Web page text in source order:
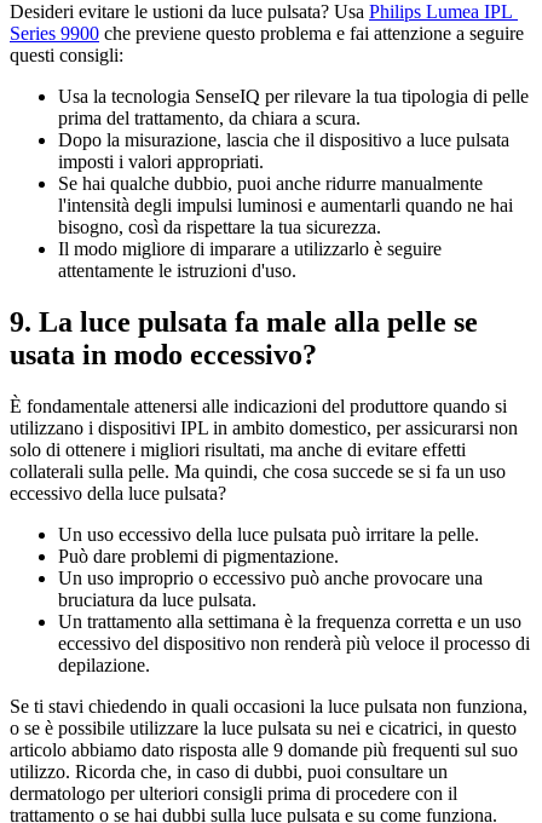
Desideri evitare le ustioni da luce pulsata? Usa Philips Lumea IPL
Series 9900 che previene questo problema e fai attenzione a seguire
questi consigli:
Usa la tecnologia SenseIQ per rilevare la tua tipologia di pelle
prima del trattamento, da chiara a scura.
Dopo la misurazione, lascia che il dispositivo a luce pulsata
imposti i valori appropriati.
Se hai qualche dubbio, puoi anche ridurre manualmente
l'intensità degli impulsi luminosi e aumentarli quando ne hai
bisogno, così da rispettare la tua sicurezza.
Il modo migliore di imparare a utilizzarlo è seguire
attentamente le istruzioni d'uso.
9. La luce pulsata fa male alla pelle se
usata in modo eccessivo?
È fondamentale attenersi alle indicazioni del produttore quando si
utilizzano i dispositivi IPL in ambito domestico, per assicurarsi non
solo di ottenere i migliori risultati, ma anche di evitare effetti
collaterali sulla pelle. Ma quindi, che cosa succede se si fa un uso
eccessivo della luce pulsata?
Un uso eccessivo della luce pulsata può irritare la pelle.
Può dare problemi di pigmentazione.
Un uso improprio o eccessivo può anche provocare una
bruciatura da luce pulsata.
Un trattamento alla settimana è la frequenza corretta e un uso
eccessivo del dispositivo non renderà più veloce il processo di
depilazione.
Se ti stavi chiedendo in quali occasioni la luce pulsata non funziona,
o se è possibile utilizzare la luce pulsata su nei e cicatrici, in questo
articolo abbiamo dato risposta alle 9 domande più frequenti sul suo
utilizzo. Ricorda che, in caso di dubbi, puoi consultare un
dermatologo per ulteriori consigli prima di procedere con il
trattamento o se hai dubbi sulla luce pulsata e su come funziona.